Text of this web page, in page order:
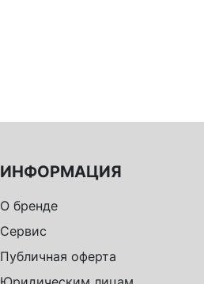
ИНФОРМАЦИЯ
О бренде
Сервис
Публичная оферта